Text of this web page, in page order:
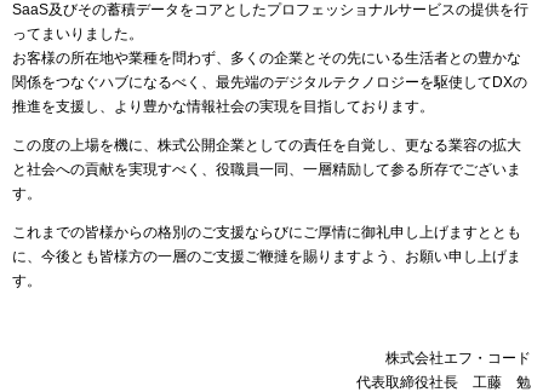
SaaS及びその蓄積データをコアとしたプロフェッショナルサービスの提供を行
ってまいりました。
お客様の所在地や業種を問わず、多くの企業とその先にいる生活者との豊かな
関係をつなぐハブになるべく、最先端のデジタルテクノロジーを駆使してDXの
推進を支援し、より豊かな情報社会の実現を目指しております。
この度の上場を機に、株式公開企業としての責任を自覚し、更なる業容の拡大
と社会への貢献を実現すべく、役職員一同、一層精励して参る所存でございま
す。
これまでの皆様からの格別のご支援ならびにご厚情に御礼申し上げますととも
に、今後とも皆様方の一層のご支援ご鞭撻を賜りますよう、お願い申し上げま
す。
株式会社エフ・コード
代表取締役社長 工藤 勉